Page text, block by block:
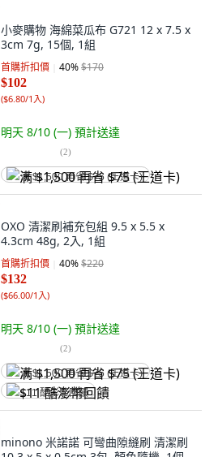
小麥購物 海綿菜瓜布 G721 12 x 7.5 x
3cm 7g, 15個, 1組
首購折扣價 40%$170
$102
($6.80/1入)
明天 8/10 (一) 預計送達
(2)
满 $1,500 再省 $75 (王道卡)
OXO 清潔刷補充包組 9.5 x 5.5 x
4.3cm 48g, 2入, 1組
首購折扣價 40%$220
$132
($66.00/1入)
明天 8/10 (一) 預計送達
(2)
满 $1,500 再省 $75 (王道卡)
$11 酷澎幣回饋
minono 米諾諾 可彎曲隙縫刷 清潔刷